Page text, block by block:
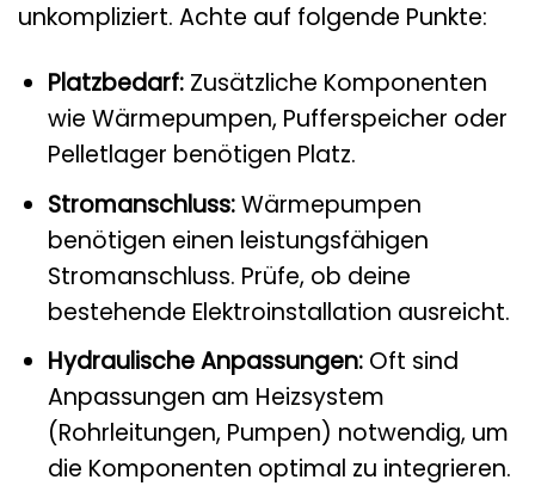
unkompliziert. Achte auf folgende Punkte:
Platzbedarf:Zusätzliche Komponenten
wie Wärmepumpen, Pufferspeicher oder
Pelletlager benötigen Platz.
Stromanschluss:Wärmepumpen
benötigen einen leistungsfähigen
Stromanschluss. Prüfe, ob deine
bestehende Elektroinstallation ausreicht.
Hydraulische Anpassungen:Oft sind
Anpassungen am Heizsystem
(Rohrleitungen, Pumpen) notwendig, um
die Komponenten optimal zu integrieren.